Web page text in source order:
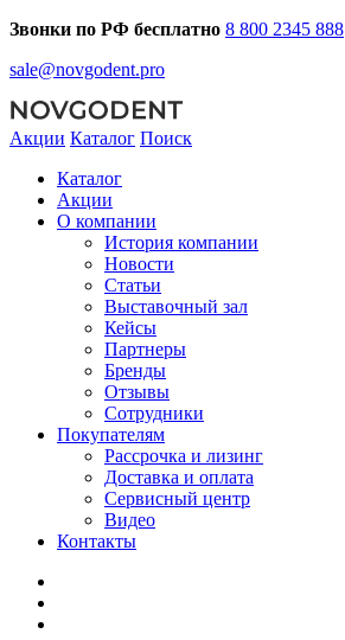
Звонки по РФ бесплатно 8 800 2345 888
sale@novgodent.pro
Акции Каталог Поиск
Каталог
Акции
О компании
История компании
Новости
Статьи
Выставочный зал
Кейсы
Партнеры
Бренды
Отзывы
Сотрудники
Покупателям
Рассрочка и лизинг
Доставка и оплата
Сервисный центр
Видео
Контакты